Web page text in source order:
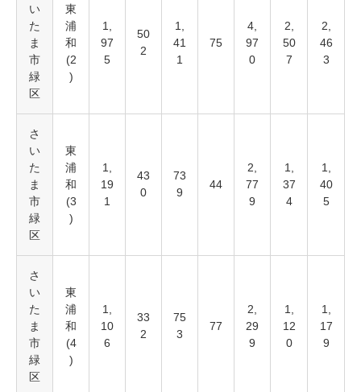
い
た
ま
市
緑
区
東
浦
和
(2
)
1,
97
5
50
2
1,
41
1
75
4,
97
0
2,
50
7
2,
46
3
さ
い
た
ま
市
緑
区
東
浦
和
(3
)
1,
19
1
43
0
73
9
44
2,
77
9
1,
37
4
1,
40
5
さ
い
た
ま
市
緑
区
東
浦
和
(4
)
1,
10
6
33
2
75
3
77
2,
29
9
1,
12
0
1,
17
9